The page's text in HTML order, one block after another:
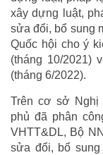
xây dựng luật,
sửa đổi, bổ sung
Quốc hội cho ý
(tháng 10/2021)
(tháng 6/2022).
Trên cơ sở Nghị
phủ đã phân
VHTT&DL, Bộ
sửa đổi, bổ